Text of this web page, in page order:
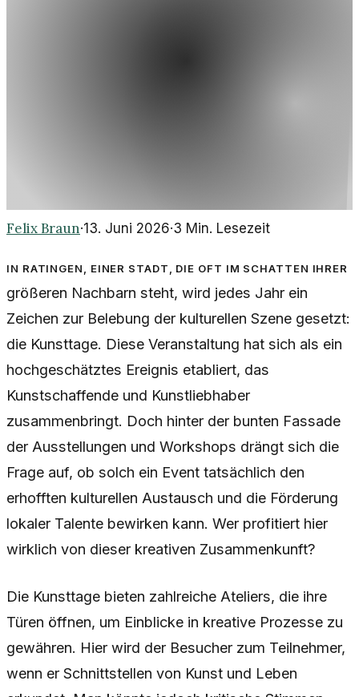
Felix Braun·13. Juni 2026·3 Min. Lesezeit
In Ratingen, einer Stadt, die oft im Schatten ihrer
größeren Nachbarn steht, wird jedes Jahr ein
Zeichen zur Belebung der kulturellen Szene gesetzt:
die Kunsttage. Diese Veranstaltung hat sich als ein
hochgeschätztes Ereignis etabliert, das
Kunstschaffende und Kunstliebhaber
zusammenbringt. Doch hinter der bunten Fassade
der Ausstellungen und Workshops drängt sich die
Frage auf, ob solch ein Event tatsächlich den
erhofften kulturellen Austausch und die Förderung
lokaler Talente bewirken kann. Wer profitiert hier
wirklich von dieser kreativen Zusammenkunft?
Die Kunsttage bieten zahlreiche Ateliers, die ihre
Türen öffnen, um Einblicke in kreative Prozesse zu
gewähren. Hier wird der Besucher zum Teilnehmer,
wenn er Schnittstellen von Kunst und Leben